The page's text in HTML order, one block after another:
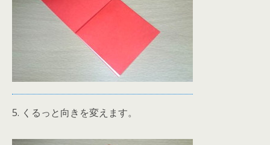
5. くるっと向きを変えます。